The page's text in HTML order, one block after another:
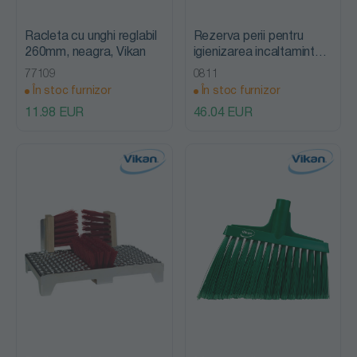
Racleta cu unghi reglabil
260mm, neagra, Vikan
77109
În stoc furnizor
11.98 EUR
Rezerva perii pentru
igienizarea incaltaminte
(3 perii) 320mm, peri duri,
lemn, Vikan
0811
În stoc furnizor
46.04 EUR